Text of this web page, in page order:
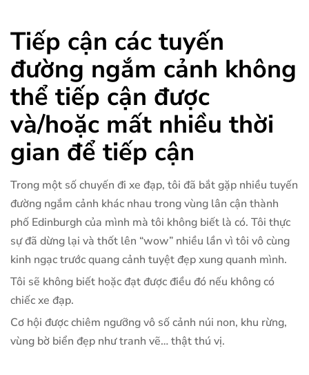
Tiếp cận các tuyến
đường ngắm cảnh không
thể tiếp cận được
và/hoặc mất nhiều thời
gian để tiếp cận
Trong một số chuyến đi xe đạp, tôi đã bắt gặp nhiều tuyến
đường ngắm cảnh khác nhau trong vùng lân cận thành
phố Edinburgh của mình mà tôi không biết là có. Tôi thực
sự đã dừng lại và thốt lên “wow” nhiều lần vì tôi vô cùng
kinh ngạc trước quang cảnh tuyệt đẹp xung quanh mình.
Tôi sẽ không biết hoặc đạt được điều đó nếu không có
chiếc xe đạp.
Cơ hội được chiêm ngưỡng vô số cảnh núi non, khu rừng,
vùng bờ biển đẹp như tranh vẽ… thật thú vị.